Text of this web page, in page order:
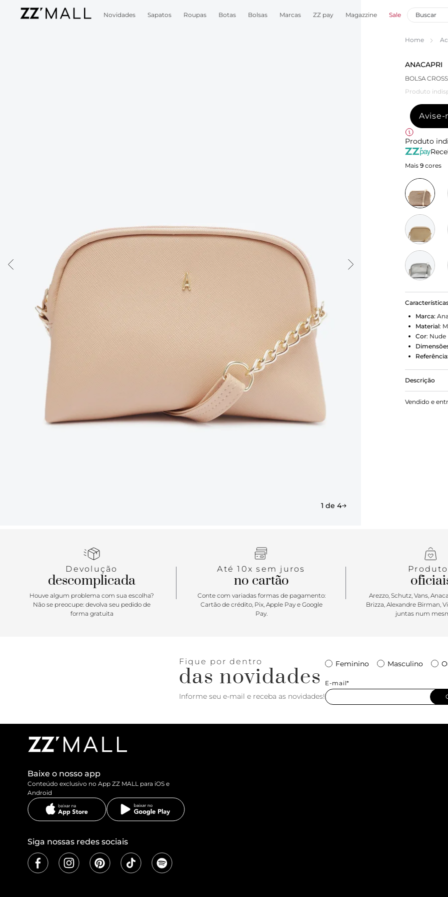
Novidades Sapatos Roupas Botas Bolsas Marcas ZZ pay Magazzine Sale
1 de 4
Home
ANACAPRI
BOLSA
Produto
Avise-
Produto
Mais 9 cores
Marca:
Material:
Cor: Nude
Referência:
Descrição
Bolsa
couro com
apaixonar
Vendido e
Devolução
descomplicada
Houve algum problema com sua escolha?
Não se preocupe: devolva seu pedido de
forma gratuita
Até 10x sem juros
no cartão
Conte com variadas formas de pagamento:
Cartão de crédito, Pix, Apple Pay e Google
Pay.
Arezzo, Schutz, Vans,
Brizza, Alexandre Birman,
juntas num
Fique por dentro
das novidades
Informe seu e-mail e receba as novidades!
Feminino Masculino
E-mail*
Baixe o nosso app
Conteúdo exclusivo no App ZZ MALL para iOS e
Android
Siga nossas redes sociais